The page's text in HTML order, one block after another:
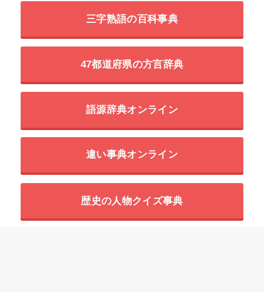
三字熟語の百科事典
47都道府県の方言辞典
語源辞典オンライン
違い事典オンライン
歴史の人物クイズ事典